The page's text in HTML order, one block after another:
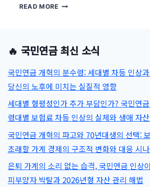
READ MORE 국
개
의
명
과
생
전
략:
생
연
🔥 국민연금 최신 소식
국민연금 개혁의 분수령: 세대별 차등 인상
당신의 노후에 미치는 실질적 영향
세대별 형평성인가 추가 부담인가? 국민연
령대별 보험료 차등 인상의 실체와 생애 자
국민연금 개혁의 파고와 70년대생의 선택:
초래할 가계 경제의 구조적 변화와 대응 시
은퇴 가계의 소리 없는 습격, 국민연금 인상
피부양자 박탈과 2026년형 자산 관리 해법